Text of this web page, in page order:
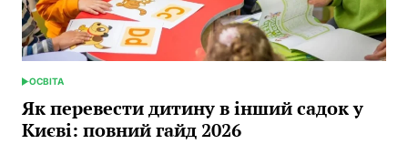
POSTED
IN
ОСВІТА
Як перевести дитину в інший садок у
Києві: повний гайд 2026